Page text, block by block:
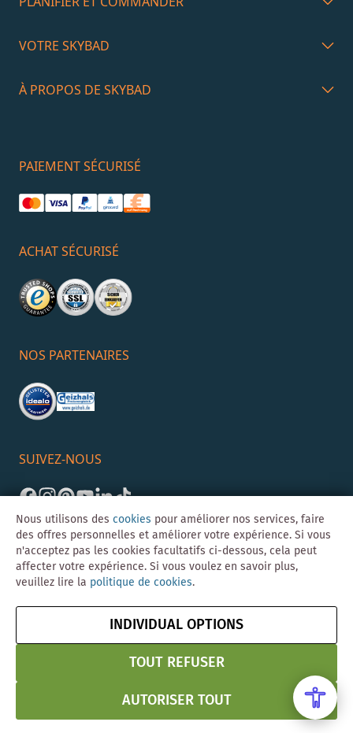
VOTRE SKYBAD
À PROPOS DE SKYBAD
PAIEMENT SÉCURISÉ
ACHAT SÉCURISÉ
NOS PARTENAIRES
SUIVEZ-NOUS
Magento-Agentur Y1 Digital AG
& Sécurité
Résilier le contrat
Nous utilisons des cookies pour améliorer nos services, faire
des offres personnelles et améliorer votre expérience. Si vous
n'acceptez pas les cookies facultatifs ci-dessous, cela peut
affecter votre expérience. Si vous voulez en savoir plus,
veuillez lire la politique de cookies.
INDIVIDUAL OPTIONS
TOUT REFUSER
AUTORISER TOUT